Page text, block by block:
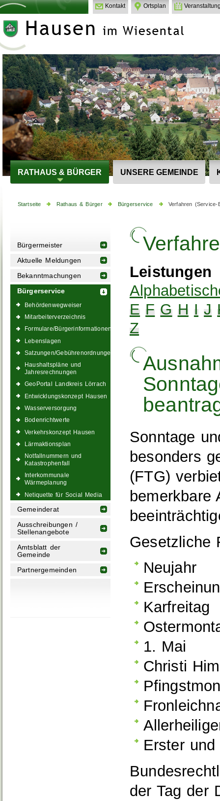
Kontakt Ortsplan
RATHAUS & BÜRGER UNSERE GEMEINDE
Startseite Rathaus & Bürger Bürgerservice Verfahren (Service-
Bürgermeister
Aktuelle Meldungen
Bekanntmachungen
Bürgerservice
Behördenwegweiser
Mitarbeiterverzeichnis
Formulare/Bürgerinformationen
Lebenslagen
Satzungen/Gebührenordnungen
Haushaltspläne und
Jahresrechnungen
GeoPortal Landkreis Lörrach
Entwicklungskonzept Hausen
Wasserversorgung
Bodenrichtwerte
Verkehrskonzept Hausen
Lärmaktionsplan
Notfallnummern und
Katastrophenfall
Interkommunale
Wärmeplanung
Netiquette für Social Media
Gemeinderat
Ausschreibungen /
Stellenangebote
Amtsblatt der
Gemeinde
Partnergemeinden
Leistungen
E F G H I J
Z
Sonntage
besonders
(FTG)
bemerkbare
Gesetzliche
Neujahr
Karfreitag
1. Mai
Christi
Erster
der Tag der